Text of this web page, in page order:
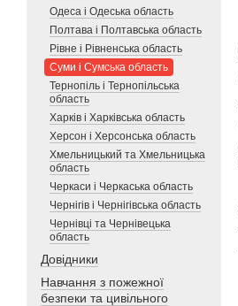
Одеса і Одеська область
Полтава і Полтавська область
Рівне і Рівненська область
Суми і Сумська область
Тернопіль і Тернопільська
область
Харків і Харківська область
Херсон і Херсонська область
Хмельницький та Хмельницька
область
Черкаси і Черкаська область
Чернігів і Чернігівська область
Чернівці та Чернівецька
область
Довідники
Навчання з пожежної
безпеки та цивільного